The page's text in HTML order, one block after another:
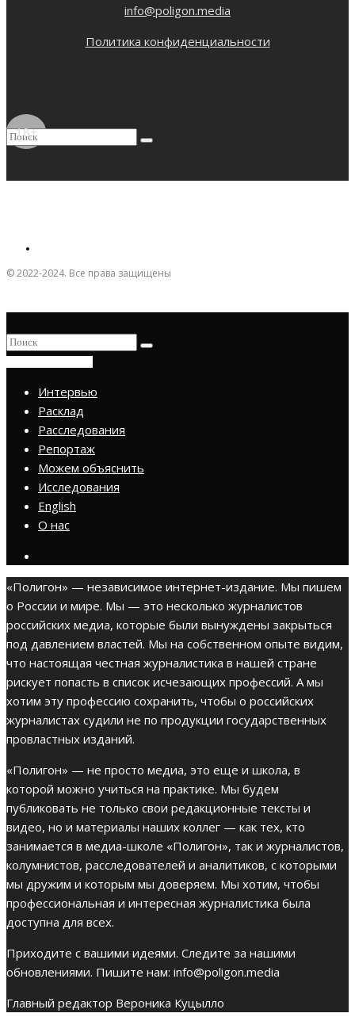
info@poligon.media
Политика конфиденциальности
18+
© 2022-2024. Все права защищены
Интервью
Расклад
Расследования
Репортаж
Можем объяснить
Исследования
English
О нас
«Полигон» — независимое интернет-издание. Мы пишем
о России и мире. Мы — это несколько журналистов
российских медиа, которые были вынуждены закрыться
под давлением властей. Мы на собственном опыте видим,
что настоящая честная журналистика в нашей стране
рискует попасть в список исчезающих профессий. А мы
хотим эту профессию сохранить, чтобы о российских
журналистах судили не по продукции государственных
провластных изданий.
«Полигон» — не просто медиа, это еще и школа, в
которой можно учиться на практике. Мы будем
публиковать не только свои редакционные тексты и
видео, но и материалы наших коллег — как тех, кто
занимается в медиа-школе «Полигон», так и журналистов,
колумнистов, расследователей и аналитиков, с которыми
мы дружим и которым мы доверяем. Мы хотим, чтобы
профессиональная и интересная журналистика была
доступна для всех.
Приходите с вашими идеями. Следите за нашими
обновлениями. Пишите нам: info@poligon.media
Главный редактор Вероника Куцылло